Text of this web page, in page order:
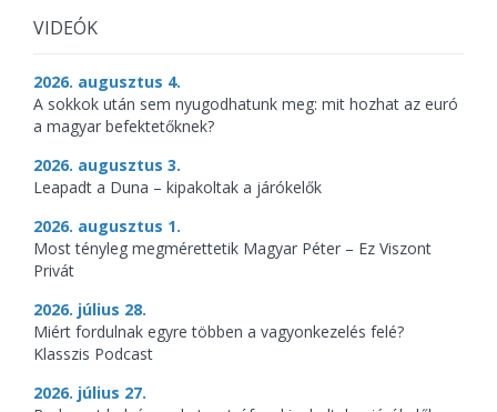
VIDEÓK
2026. augusztus 4.
A sokkok után sem nyugodhatunk meg: mit hozhat az euró
a magyar befektetőknek?
2026. augusztus 3.
Leapadt a Duna – kipakoltak a járókelők
2026. augusztus 1.
Most tényleg megmérettetik Magyar Péter – Ez Viszont
Privát
2026. július 28.
Miért fordulnak egyre többen a vagyonkezelés felé?
Klasszis Podcast
2026. július 27.